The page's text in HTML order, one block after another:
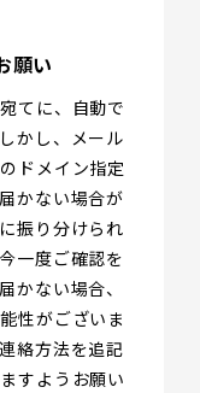
願い
てに、自動で
かし、メール
ドメイン指定
かない場合が
振り分けられ
一度ご確認を
かない場合、
性がございま
絡方法を追記
すようお願い